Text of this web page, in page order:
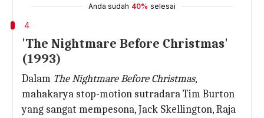
Anda sudah 40% selesai
4
'The Nightmare Before Christmas'
(1993)
Dalam The Nightmare Before Christmas,
mahakarya stop-motion sutradara Tim Burton
yang sangat mempesona, Jack Skellington, Raja